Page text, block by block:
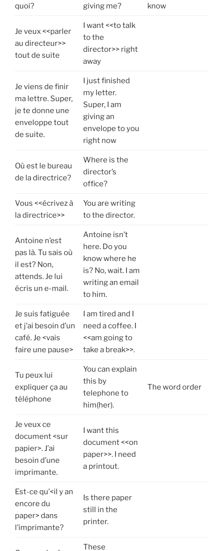
quoi?
giving me?
know
Je veux <<parler
au directeur>>
tout de suite
I want <<to talk
to the
director>> right
away
Je viens de finir
ma lettre. Super,
je te donne une
enveloppe tout
de suite.
I just finished
my letter.
Super, I am
giving an
envelope to you
right now
Où est le bureau
de la directrice?
Where is the
director’s
office?
Vous <<écrivez à
la directrice>>
You are writing
to the director.
Antoine n’est
pas là. Tu sais où
il est? Non,
attends. Je lui
écris un e-mail.
Antoine isn’t
here. Do you
know where he
is? No, wait. I am
writing an email
to him.
Je suis fatiguée
et j’ai besoin d’un
café. Je <vais
faire une pause>
I am tired and I
need a coffee. I
<<am going to
take a break>>.
Tu peux lui
expliquer ça au
téléphone
You can explain
this by
telephone to
him(her).
The word order
Je veux ce
document <sur
papier>. J’ai
besoin d’une
imprimante.
I want this
document <<on
paper>>. I need
a printout.
Est-ce qu’<il y an
encore du
paper> dans
l’imprimante?
Is there paper
still in the
printer.
These